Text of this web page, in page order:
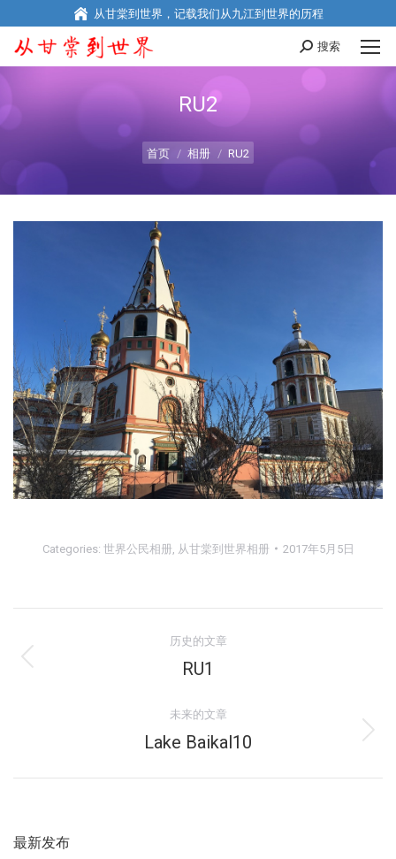
从甘棠到世界，记载我们从九江到世界的历程
Search:
搜索
RU2
首页 相册 RU2
Categories: 世界公民相册 从甘棠到世界相册 2017年5月5日
册
历史的文章
上
个
相
RU1
未来的文章
下
Lake Baikal10
最新发布